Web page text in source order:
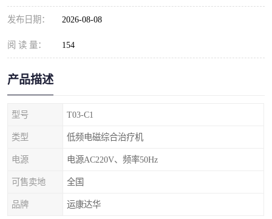
发布日期： 2026-08-08
阅 读 量： 154
产品描述
型号 T03-C1
类型 低频电磁综合治疗机
电源 电源AC220V、频率50Hz
可售卖地 全国
品牌 运康达华